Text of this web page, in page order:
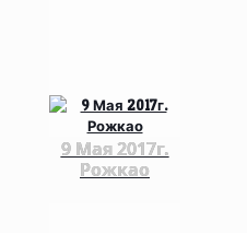
9 Мая 2017г.
Рожкао